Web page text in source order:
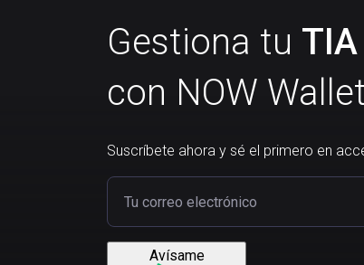
Gestiona tu TIA
con NOW Wallet
Suscríbete ahora y sé el primero en
Avísame